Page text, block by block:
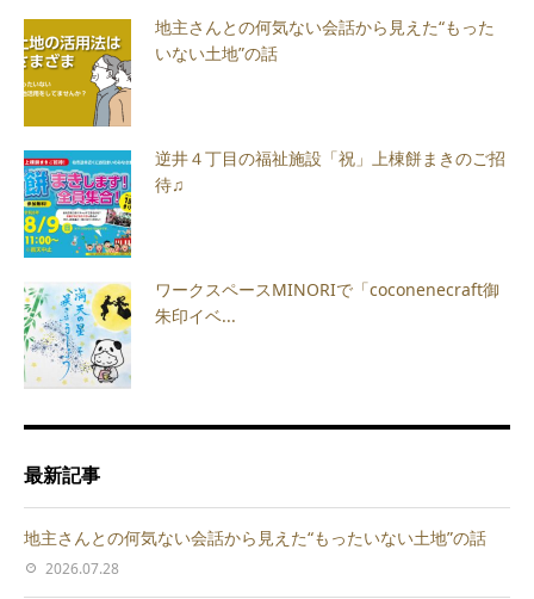
地主さんとの何気ない会話から見えた“もった
いない土地”の話
逆井４丁目の福祉施設「祝」上棟餅まきのご招
待♫
ワークスペースMINORIで「coconenecraft御
朱印イベ...
最新記事
地主さんとの何気ない会話から見えた“もったいない土地”の話
2026.07.28